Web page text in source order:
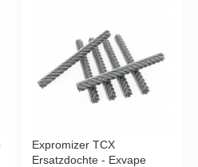
Expromizer TCX
Ersatzdochte - Exvape